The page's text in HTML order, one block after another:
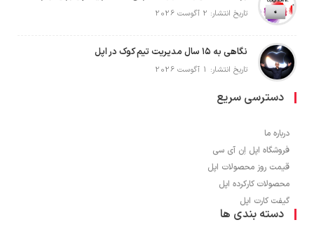
تاریخ انتشار: 2 آگوست 2026
نگاهی به ۱۵ سال مدیریت تیم کوک در اپل
تاریخ انتشار: 1 آگوست 2026
دسترسی سریع
درباره ما
فروشگاه اپل اِن آی سی
قیمت روز محصولات اپل
محصولات کارکرده اپل
گیفت کارت اپل
دسته بندی ها